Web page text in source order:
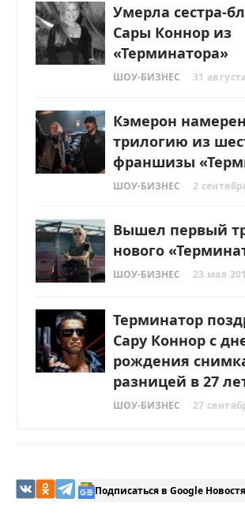
Умерла сестра-
Сары Коннор из
«Терминатора»
ШОУ-БИЗНЕС 31
Кэмерон
трилогию из
франшизы
ШОУ-БИЗНЕС 2
Вышел первый
нового
ШОУ-БИЗНЕС 23 мая
Терминатор
Сару Коннор с
рождения
разницей в 27
ШОУ-БИЗНЕС 27
Подписаться в Google